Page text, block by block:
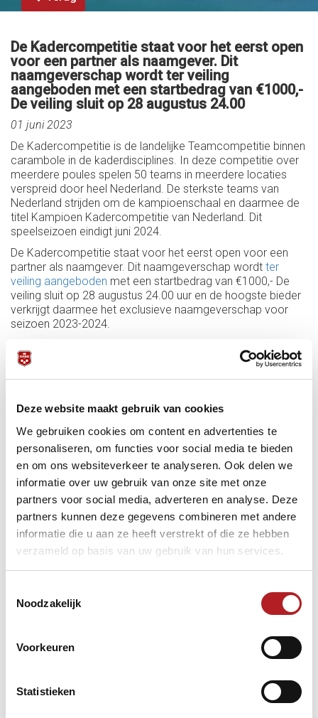
Deze website maakt gebruik van cookies
We gebruiken cookies om content en advertenties te
personaliseren, om functies voor social media te bieden
en om ons websiteverkeer te analyseren. Ook delen we
informatie over uw gebruik van onze site met onze
partners voor social media, adverteren en analyse. Deze
partners kunnen deze gegevens combineren met andere
informatie die u aan ze heeft verstrekt of die ze hebben
verzameld op basis van uw gebruik van hun services.
Noodzakelijk
Voorkeuren
Statistieken
De Kadercompetitie staat voor het eerst open
voor een partner als naamgever. Dit
naamgeverschap wordt ter veiling
aangeboden met een startbedrag van €1000,-
De veiling sluit op 28 augustus 24.00
01 juni 2023
De Kadercompetitie is de landelijke Teamcompetitie binnen
carambole in de kaderdisciplines. In deze competitie over
meerdere poules spelen 50 teams in meerdere locaties
verspreid door heel Nederland. De sterkste teams van
Nederland strijden om de kampioenschaal en daarmee de
titel Kampioen Kadercompetitie van Nederland. Dit
speelseizoen eindigt juni 2024.
De Kadercompetitie staat voor het eerst open voor een
partner als naamgever. Dit naamgeverschap wordt ter
veiling aangeboden met een startbedrag van €1000,- De
veiling sluit op 28 augustus 24.00 uur en de hoogste bieder
verkrijgt daarmee het exclusieve naamgeverschap voor
seizoen 2023-2024.
De winnende bieder ontvangt als tegenwaarde:
Naamgever : NAAM Kadercompetitie
opgenomen
carambole.nl, wedstrijdformulieren
Persbericht start samenwerking, Persbericht rondom
climax einde seizoen
Wekelijkse nieuwsberichten op knbb.nl en carambole.nl
Elke speelweek nieuwsbericht op social media Facebook
KNBB
Directe link naar de veiling/bieding: